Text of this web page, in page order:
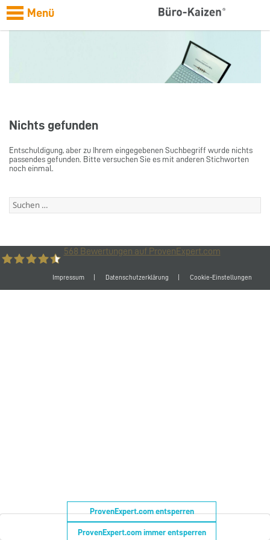
Menü
ProvenExpert.com entsperren
ProvenExpert.com immer entsperren
Nichts gefunden
Entschuldigung, aber zu Ihrem eingegebenen Suchbegriff wurde nichts
passendes gefunden. Bitte versuchen Sie es mit anderen Stichworten
noch einmal.
Suchen
nach:
Büro-Kaizen GmbH
568 Bewertungen auf ProvenExpert.com
Impressum Datenschutzerklärung Cookie-Einstellungen